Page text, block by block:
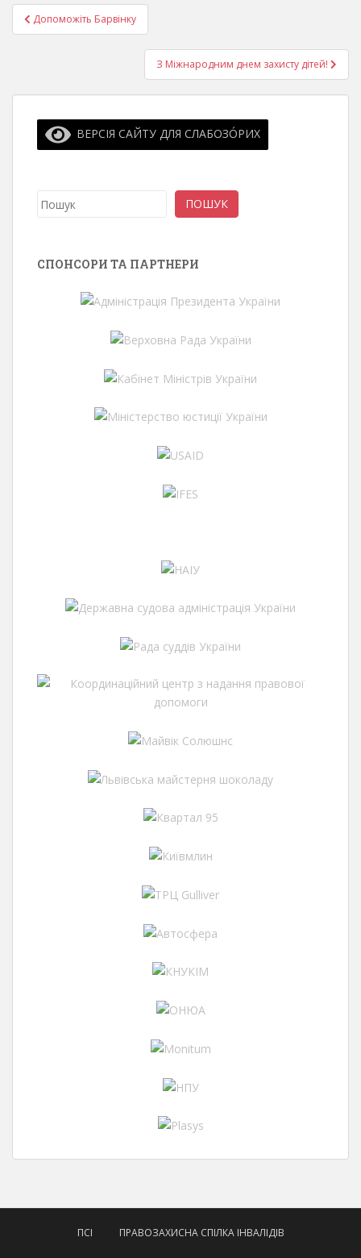
Навігація
записів
Допоможіть Барвінку
З Міжнародним днем захисту дітей!
ВЕРСІЯ САЙТУ ДЛЯ СЛАБОЗО́РИХ
Пошук ПОШУК
СПОНСОРИ ТА ПАРТНЕРИ
ПСІ ПРАВОЗАХИСНА СПІЛКА ІНВАЛІДІВ